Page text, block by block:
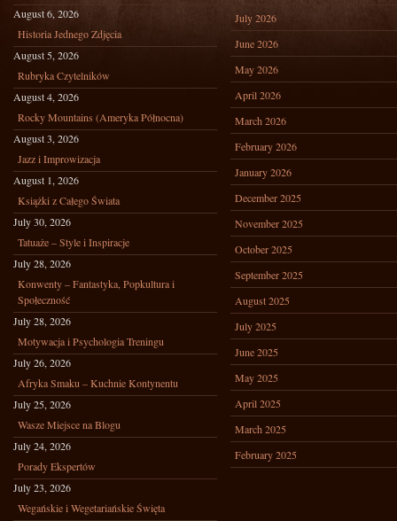
August 6, 2026
Historia Jednego Zdjęcia
August 5, 2026
Rubryka Czytelników
August 4, 2026
Rocky Mountains (Ameryka Północna)
August 3, 2026
Jazz i Improwizacja
August 1, 2026
Książki z Całego Świata
July 30, 2026
Tatuaże – Style i Inspiracje
July 28, 2026
Konwenty – Fantastyka, Popkultura i
Społeczność
July 28, 2026
Motywacja i Psychologia Treningu
July 26, 2026
Afryka Smaku – Kuchnie Kontynentu
July 25, 2026
Wasze Miejsce na Blogu
July 24, 2026
Porady Ekspertów
July 23, 2026
Wegańskie i Wegetariańskie Święta
July 2026
June 2026
May 2026
April 2026
March 2026
February 2026
January 2026
December 2025
November 2025
October 2025
September 2025
August 2025
July 2025
June 2025
May 2025
April 2025
March 2025
February 2025